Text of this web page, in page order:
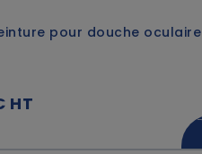
pour douche oculaire
HT